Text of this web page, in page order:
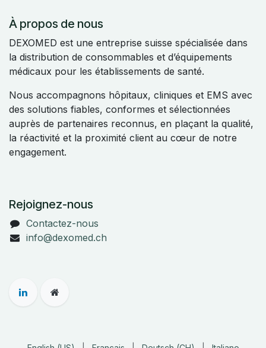
À propos de nous
DEXOMED est une entreprise suisse spécialisée dans
la distribution de consommables et d’équipements
médicaux pour les établissements de santé.
Nous accompagnons hôpitaux, cliniques et EMS avec
des solutions fiables, conformes et sélectionnées
auprès de partenaires reconnus, en plaçant la qualité,
la réactivité et la proximité client au cœur de notre
engagement.
Rejoignez-nous
Contactez-nous
info@dexomed.ch